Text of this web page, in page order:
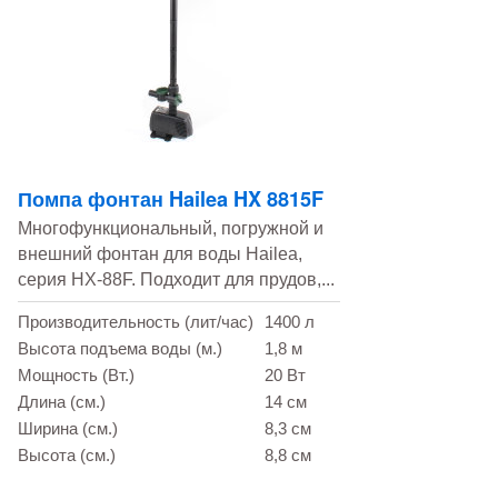
Помпа фонтан Hailea HX 8815F
Многофункциональный, погружной и
внешний фонтан для воды Hailea,
серия HX-88F. Подходит для прудов,...
Производительность (лит/час)
1400 л
Высота подъема воды (м.)
1,8 м
Мощность (Вт.)
20 Вт
Длина (см.)
14 см
Ширина (см.)
8,3 см
Высота (см.)
8,8 см